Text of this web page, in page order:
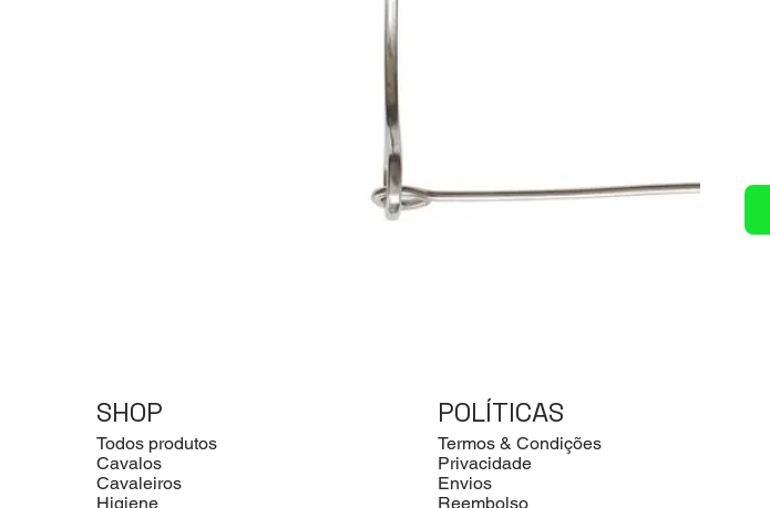
SHOP
Todos produtos
Cavalos
Cavaleiros
Higiene
POLÍTICAS
Termos & Condições
Privacidade
Envios
Reembolso